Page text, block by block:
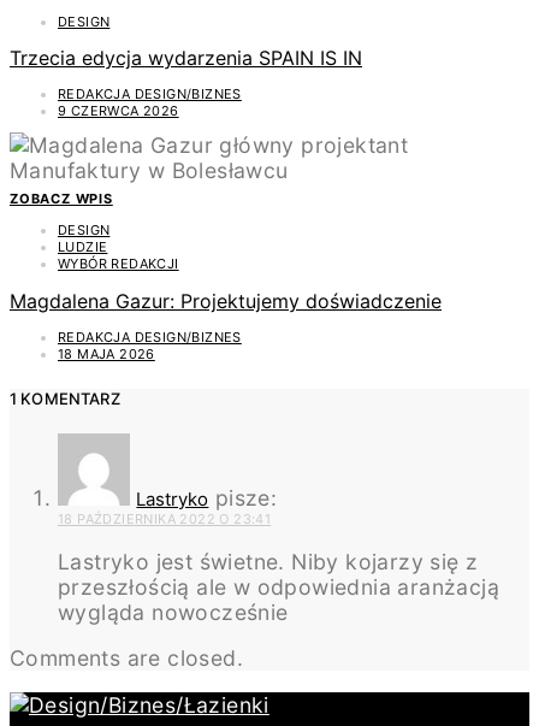
DESIGN
Trzecia edycja wydarzenia SPAIN IS IN
REDAKCJA DESIGN/BIZNES
9 CZERWCA 2026
ZOBACZ WPIS
DESIGN
LUDZIE
WYBÓR REDAKCJI
Magdalena Gazur: Projektujemy doświadczenie
REDAKCJA DESIGN/BIZNES
18 MAJA 2026
1 KOMENTARZ
Lastryko pisze:
18 PAŹDZIERNIKA 2022 O 23:41
Lastryko jest świetne. Niby kojarzy się z
przeszłością ale w odpowiednia aranżacją
wygląda nowocześnie
Comments are closed.